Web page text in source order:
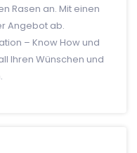
Rasen an. Mit einen
Angebot ab.
– Know How und
Ihren Wünschen und